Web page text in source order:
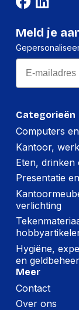
Verpakking
Per stuk
Lengte:
Gewicht:
Per doos
Hoeveelheid:
Breedte:
Hoogte:
Lengte:
Gewicht:
Categorieën
Computers
Kantoor,
Eten, drinken
Presentatie
verlichting
Hygiëne,
en geldbeheer
Meer
Contact
Over ons
Meld je
Email